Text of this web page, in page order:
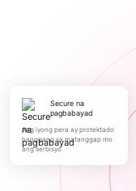
Secure na
pagbabayad
Ang iyong pera ay protektado
hanggang sa matanggap mo
ang serbisyo